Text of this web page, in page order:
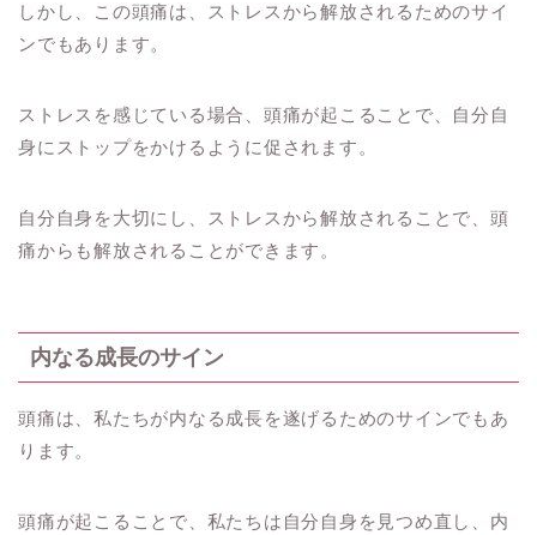
しかし、この頭痛は、ストレスから解放されるためのサイ
ンでもあります。
ストレスを感じている場合、頭痛が起こることで、自分自
身にストップをかけるように促されます。
自分自身を大切にし、ストレスから解放されることで、頭
痛からも解放されることができます。
内なる成長のサイン
頭痛は、私たちが内なる成長を遂げるためのサインでもあ
ります。
頭痛が起こることで、私たちは自分自身を見つめ直し、内